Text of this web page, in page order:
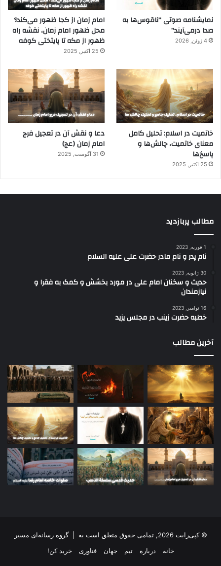
نمایشنامه صوتی “ناقوس‌ها به
صدا در‌می‌آیند”
4 ژوئن, 2026
امام زمان از کجا ظهور می‌کند؟
محل ظهور امام زمان، نقشه راه
ظهور از مکه تا پایتختی کوفه
25 اکتبر, 2025
خاتمیت در اسلام: تحلیل کامل
معنای خاتمیت، چالش‌ها و
پاسخ‌ها
25 اکتبر, 2025
دعا و نقش آن در تعجیل فرج
امام زمان (عج)
31 آگوست, 2025
مطالب پربازدید
1 فوریه, 2023
نام پدر و نام مادر حضرت علی علیه السلام
30 ژانویه, 2023
حدیث و سخنان امام علی در مورد بخشش و کمک به فقرا و
نیازمندان
16 نوامبر, 2023
خطبه حضرت زینب در مجلس یزید
آخرین مطالب
© کپی‌رایت 2026, تمامی حقوق متعلق است به |
گروه رسانه‌ای مسیر
خانه
درباره تیم جهان فناوری خرید کن!